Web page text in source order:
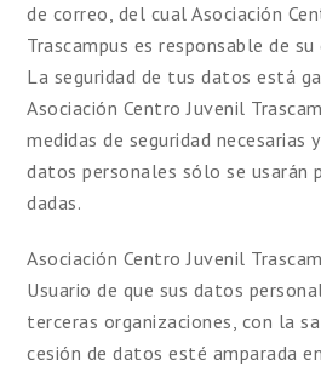
de correo, del cual Asociación
Trascampus es responsable de
La seguridad de tus datos está
Asociación Centro Juvenil
medidas de seguridad necesarias
datos personales sólo se usarán
dadas.
Asociación Centro Juvenil
Usuario de que sus datos
terceras organizaciones, con la
cesión de datos esté amparada